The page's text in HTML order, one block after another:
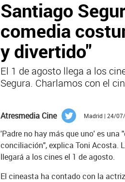
Santiago
comedia
y divertido"
El 1 de agosto llega a los
Segura. Charlamos con el
Atresmedia Cine Madrid | 24/
'Padre no hay más que uno' es
conciliación", explica Toni Acosta.
llegará a los cines el 1 de agosto.
El cineasta ha contado con la